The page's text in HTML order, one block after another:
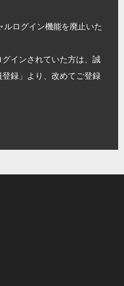
ログイン機能を廃止いた
インされていた方は、誠
録」より、改めてご登録